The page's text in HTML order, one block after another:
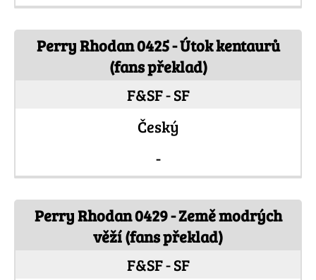
Perry Rhodan 0425 - Útok kentaurů
(fans překlad)
F&SF - SF
Český
-
Perry Rhodan 0429 - Země modrých
věží (fans překlad)
F&SF - SF